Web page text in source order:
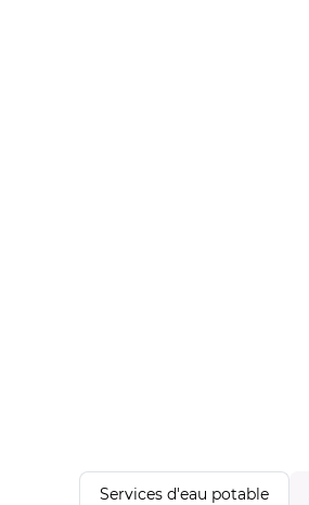
Services d'eau potable